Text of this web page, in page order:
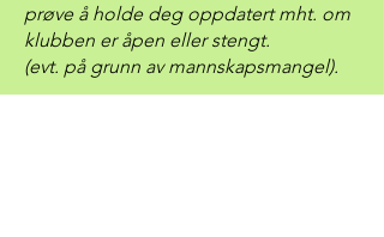
prøve å holde deg oppdatert mht. om
klubben er åpen eller stengt.
(evt. på grunn av mannskapsmangel).